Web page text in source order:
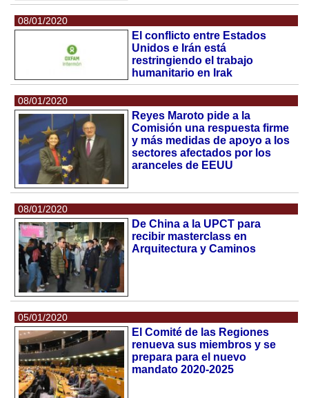
08/01/2020
El conflicto entre Estados
Unidos e Irán está
restringiendo el trabajo
humanitario en Irak
08/01/2020
Reyes Maroto pide a la
Comisión una respuesta firme
y más medidas de apoyo a los
sectores afectados por los
aranceles de EEUU
08/01/2020
De China a la UPCT para
recibir masterclass en
Arquitectura y Caminos
05/01/2020
El Comité de las Regiones
renueva sus miembros y se
prepara para el nuevo
mandato 2020-2025